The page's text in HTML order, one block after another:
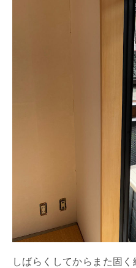
しばらくしてからまた固